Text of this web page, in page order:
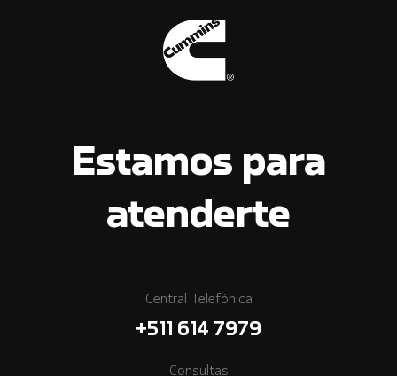
Estamos para
atenderte
Central Telefónica
+511 614 7979
Consultas